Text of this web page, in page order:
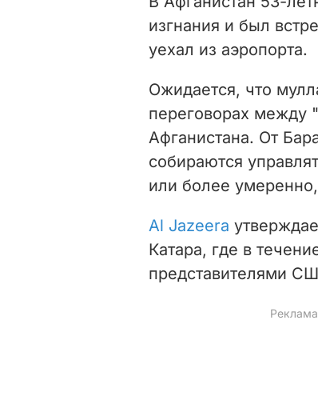
изгнания и был
уехал из аэропорта.
Ожидается, что
переговорах между
Афганистана. От
собираются
или более
Al Jazeera
Катара, где в
представителями